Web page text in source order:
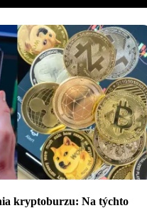
kryptoburzu: Na týchto